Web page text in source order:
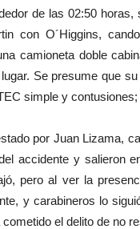
de las 02:50
con O´Higgins,
camioneta doble
Se presume que
simple y
por Juan Lizama,
accidente y salieron
pero al ver la
y carabineros lo
el delito de no